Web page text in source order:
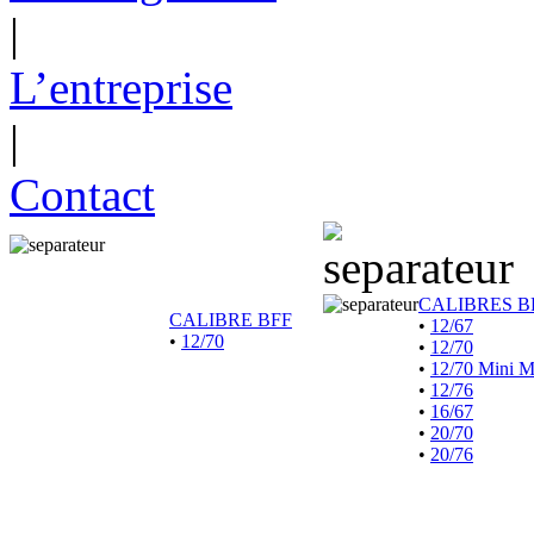
|
L’entreprise
|
Contact
CALIBRE BFF
• 12/70
CALIBRES
• 12/67
• 12/70
• 12/70 Mini
• 12/76
• 16/67
• 20/70
• 20/76